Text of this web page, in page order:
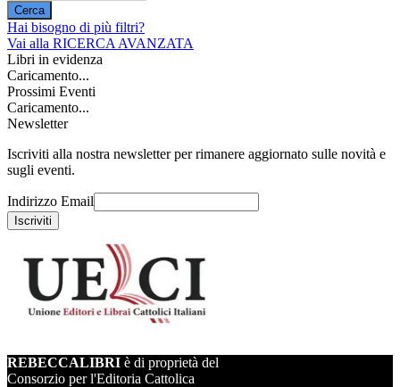
Cerca
Hai bisogno di più filtri?
Vai alla RICERCA AVANZATA
Libri in evidenza
Caricamento...
Prossimi Eventi
Caricamento...
Newsletter
Iscriviti alla nostra newsletter per rimanere aggiornato sulle novità e
sugli eventi.
Indirizzo Email
Iscriviti
REBECCALIBRI è di proprietà del
Consorzio per l'Editoria Cattolica